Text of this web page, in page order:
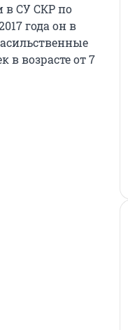
в СУ СКР по
года он в
в возрасте от 7